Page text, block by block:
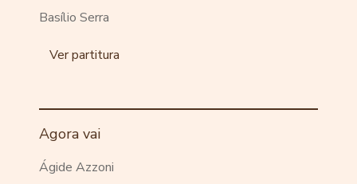
Basílio Serra
Ver partitura
Agora vai
Ágide Azzoni